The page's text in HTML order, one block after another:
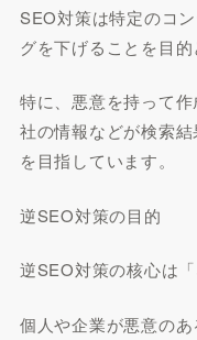
SEO対策は特定のコ
グを下げることを目的
特に、悪意を持って
社の情報などが検索
を目指しています。
逆SEO対策の目的
逆SEO対策の核心は
個人や企業が悪意のあ